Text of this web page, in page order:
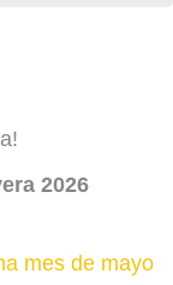
2026
mes de mayo